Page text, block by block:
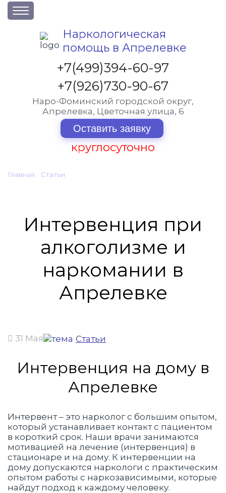
О клинике
Акции
Вакансии
Лицензии
Статьи
Контакты
Услуги и стоимость
Наркологическая
помощь в Апрелевке
+7(499)394-60-97
+7(926)730-90-67
Наро-Фоминский городской округ,
Апрелевка, Цветочная улица, 6
Оставить заявку
круглосуточно
Главная Статьи
Интервенция при
алкоголизме и
наркомании в
Апрелевке
31 Мая Статьи
Интервенция на дому в
Апрелевке
Интервент – это нарколог с большим опытом,
который устанавливает контакт с пациентом
в короткий срок. Наши врачи занимаются
мотивацией на лечение (интервенция) в
стационаре и на дому. К интервенции на
дому допускаются наркологи с практическим
опытом работы с наркозависимыми, которые
найдут подход к каждому человеку.